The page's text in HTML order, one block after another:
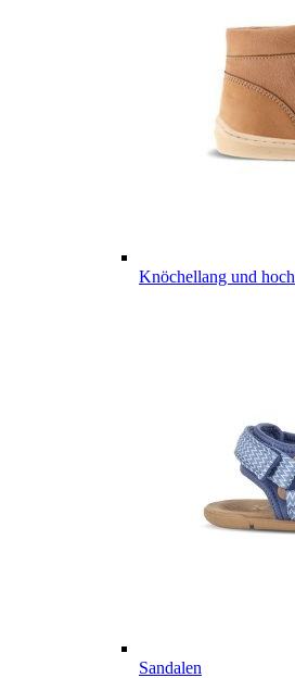
Knöchellang und hoch
Sandalen